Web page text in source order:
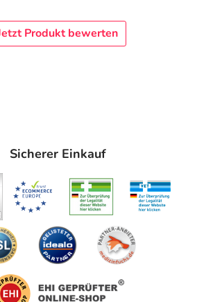
Produkt bewerten
Sicherer Einkauf